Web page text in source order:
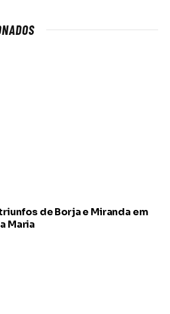
de Borja e Miranda em
Maria